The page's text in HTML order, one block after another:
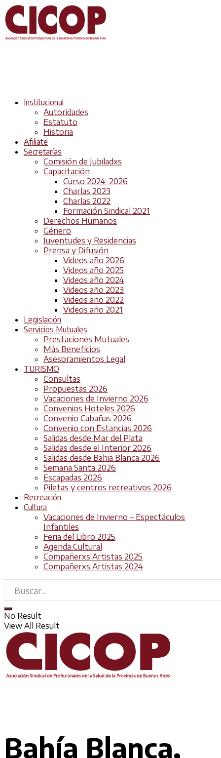
Institucional
Autoridades
Estatuto
Historia
Afiliate
Secretarías
Comisión de Jubiladxs
Capacitación
Curso 2024-2026
Charlas 2023
Charlas 2022
Formación Sindical 2021
Derechos Humanos
Género
Juventudes y Residencias
Prensa y Difusión
Videos año 2026
Videos año 2025
Videos año 2024
Videos año 2023
Videos año 2022
Videos año 2021
Legislación
Servicios Mutuales
Prestaciones Mutuales
Más Beneficios
Asesoramientos Legal
TURISMO
Consultas
Propuestas 2026
Vacaciones de Invierno 2026
Convenios Hoteles 2026
Convenio Cabañas 2026
Convenio con Estancias 2026
Salidas desde Mar del Plata
Salidas desde el Interior 2026
Salidas desde Bahia Blanca 2026
Semana Santa 2026
Escapadas 2026
Piletas y centros recreativos 2026
Recreación
Cultura
Vacaciones de Invierno – Espectáculos
Infantiles
Feria del Libro 2025
Agenda Cultural
Compañerxs Artistas 2025
Compañerxs Artistas 2024
No Result
View All Result
Bahía Blanca,